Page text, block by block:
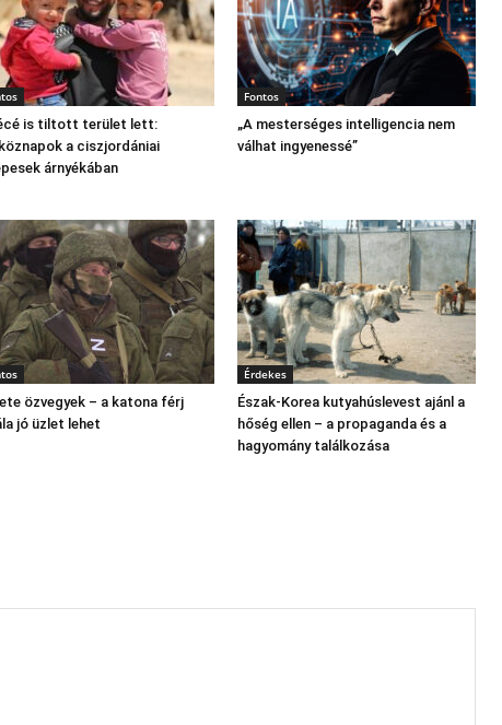
is tiltott terület lett:
a ciszjordániai
árnyékában
Fontos
„A mesterséges intelligencia nem
válhat ingyenessé”
özvegyek – a katona férj
jó üzlet lehet
Érdekes
Észak‑Korea kutyahúslevest ajánl a
hőség ellen – a propaganda és a
hagyomány találkozása